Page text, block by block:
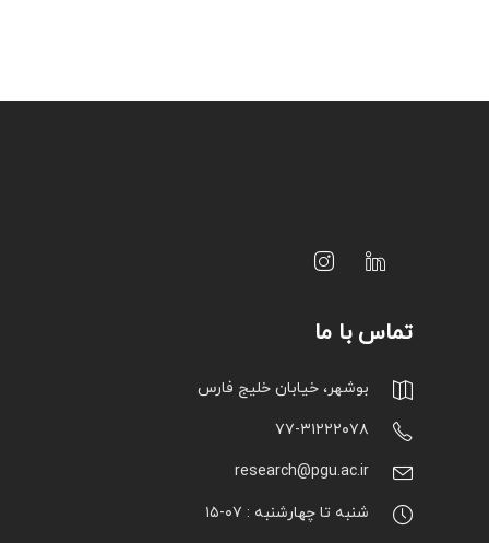
تماس با ما
بوشهر، خیابان خلیج فارس
۷۷-۳۱۲۲۲۰۷۸
research@pgu.ac.ir
شنبه تا چهارشنبه : ۰۷-۱۵